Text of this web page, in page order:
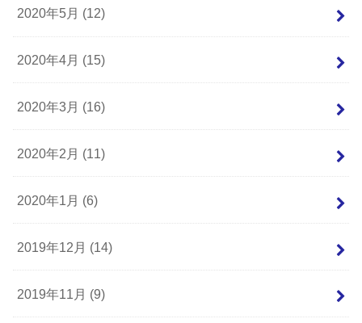
2020年5月 (12)
2020年4月 (15)
2020年3月 (16)
2020年2月 (11)
2020年1月 (6)
2019年12月 (14)
2019年11月 (9)